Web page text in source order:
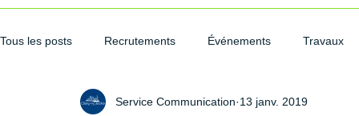
Tous les posts Recrutements Événements Travaux
Service Communication 13 janv. 2019